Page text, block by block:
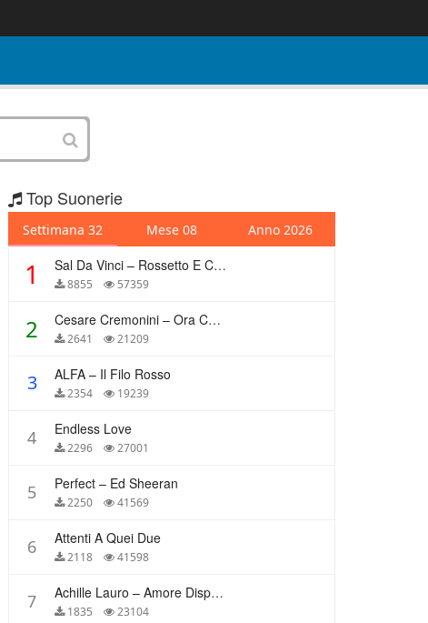
Top Suonerie
Settimana 32 Mese 08 Anno 2026
1 Sal Da Vinci – Rossetto E Caffè
8855 57359
2 Cesare Cremonini – Ora Che Non Ho Più Te
2641 21209
3 ALFA – Il Filo Rosso
2354 19239
4 Endless Love
2296 27001
5 Perfect – Ed Sheeran
2250 41569
6 Attenti A Quei Due
2118 41598
7 Achille Lauro – Amore Disperato
1835 23104